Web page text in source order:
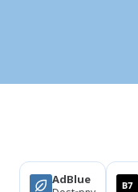
AdBlue